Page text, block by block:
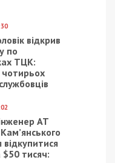
відкрив
по
ТЦК:
АТ
відкупитися
$50 тисяч: